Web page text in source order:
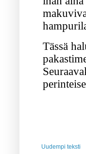
Uudempi teksti